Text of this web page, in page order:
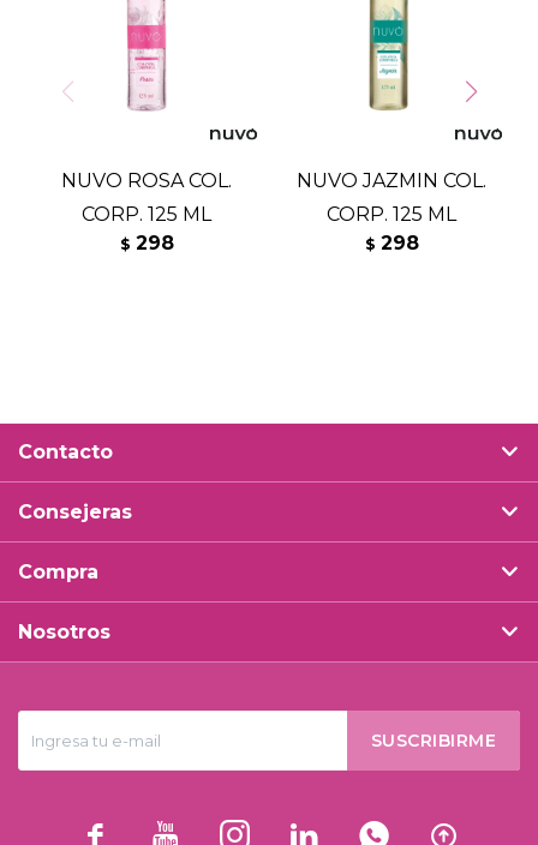
NUVO ROSA COL.
CORP. 125 ML
$ 298
NUVO JAZMIN COL.
CORP. 125 ML
$ 298
SUSCRIBIRME
     
Contacto
Consejeras
Compra
Nosotros